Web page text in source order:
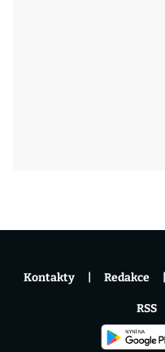
Kontakty Redakce
RSS